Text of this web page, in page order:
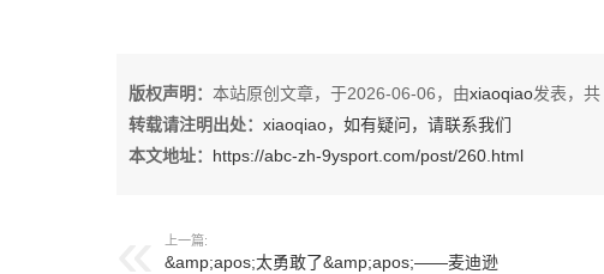
版权声明： 本站原创文章，于2026-06-06，由xiaoqiao发表，共
转载请注明出处： xiaoqiao，如有疑问，请联系我们
本文地址： https://abc-zh-9ysport.com/post/260.html
上一篇:
&amp;apos;太勇敢了&amp;apos;——麦迪逊